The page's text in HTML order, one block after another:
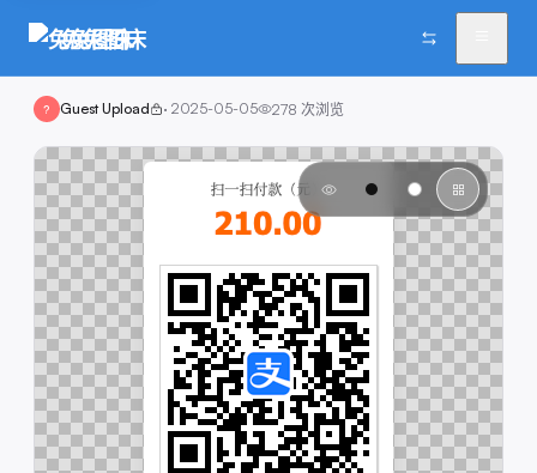
兔兔图床
? Guest Upload · 2025-05-05 278 次浏览